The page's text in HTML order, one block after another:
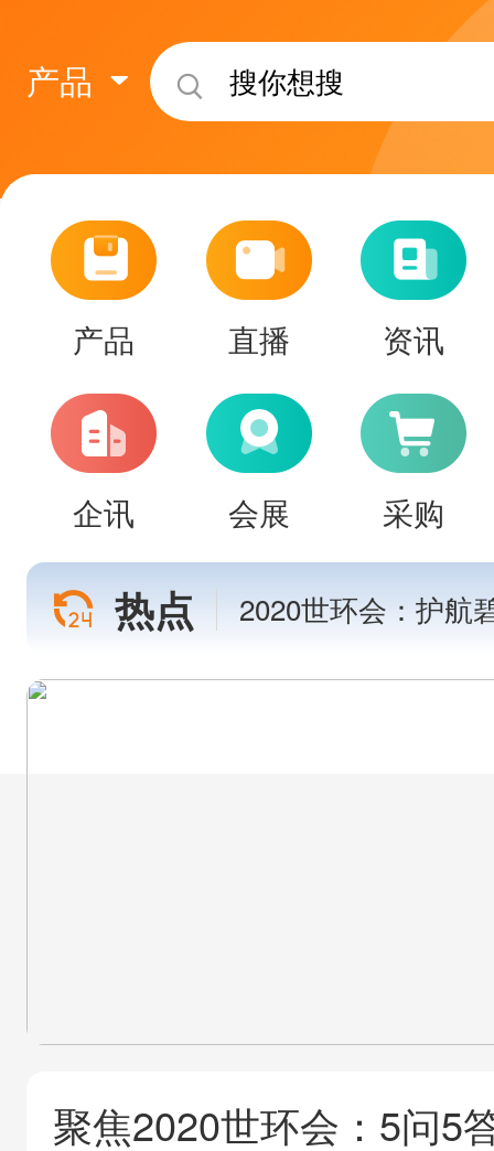
产品
产品 直播 资讯
企讯 会展 采购
热点
聚焦2020世环会：5问5